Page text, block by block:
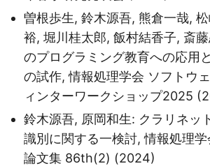
曽根歩生, 鈴木源吾, 熊倉一哉,
裕, 堀川桂太郎, 飯村結香子, 斎
のプログラミング教育への応用
の試作, 情報処理学会 ソフトウ
ィンターワークショップ2025
鈴木源吾, 原岡和生: クラリネッ
識別に関する一検討, 情報処理
論文集 86th(2) (2024)